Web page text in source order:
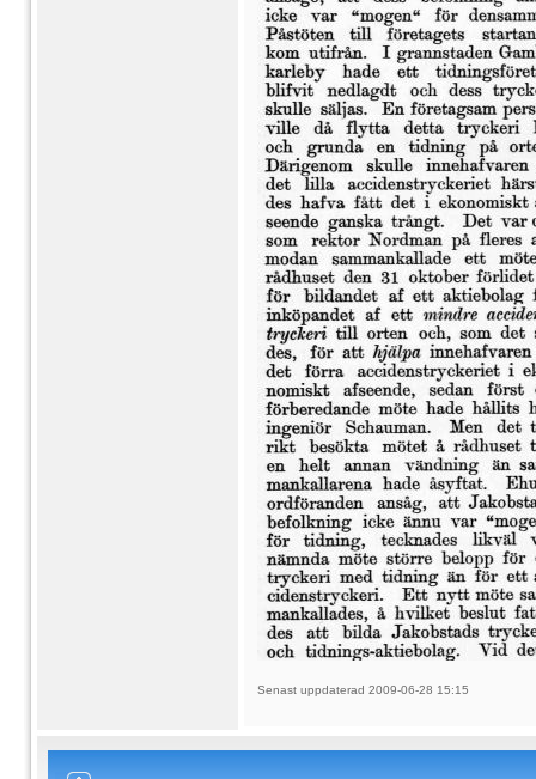
Senast uppdaterad 2009-06-28 15:15